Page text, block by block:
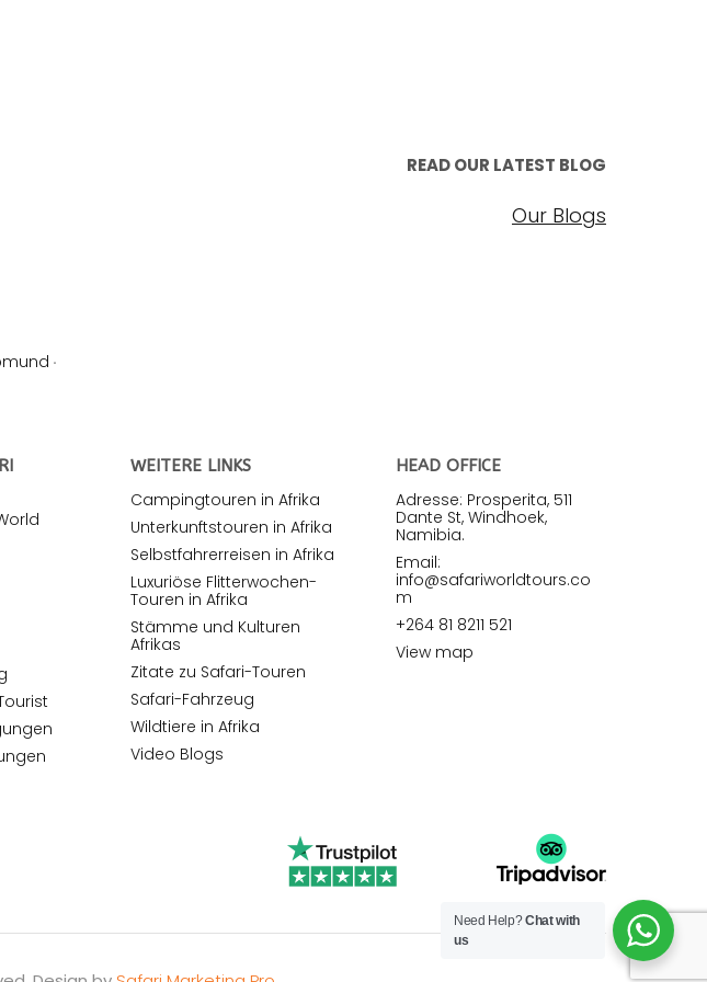
READ OUR LATEST BLOG
Our Blogs
·
WEITERE LINKS
Campingtouren in Afrika
Unterkunftstouren in Afrika
Selbstfahrerreisen in Afrika
Luxuriöse Flitterwochen-
Touren in Afrika
Stämme und Kulturen
Afrikas
Zitate zu Safari-Touren
Safari-Fahrzeug
Wildtiere in Afrika
Video Blogs
HEAD OFFICE
Adresse: Prosperita, 511
Dante St, Windhoek,
Namibia.
Email:
info@safariworldtours.co
m
+264 81 8211 521
View map
Need Help?Chat with
us